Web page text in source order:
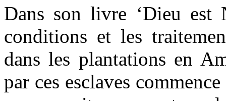
Dans son livre ‘Dieu est
conditions et les
dans les plantations en
par ces esclaves